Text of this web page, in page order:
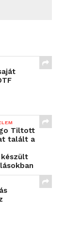
Tiltott
talált a
készült